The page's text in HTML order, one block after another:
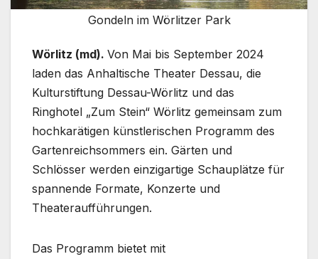
Gondeln im Wörlitzer Park
Wörlitz (md). Von Mai bis September 2024
laden das Anhaltische Theater Dessau, die
Kulturstiftung Dessau-Wörlitz und das
Ringhotel „Zum Stein“ Wörlitz gemeinsam zum
hochkarätigen künstlerischen Programm des
Gartenreichsommers ein. Gärten und
Schlösser werden einzigartige Schauplätze für
spannende Formate, Konzerte und
Theateraufführungen.
Das Programm bietet mit